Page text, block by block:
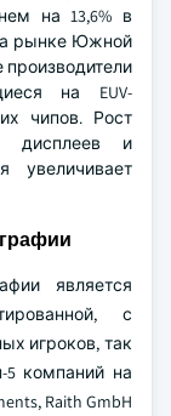
на 13,6% в
рынке Южной
на EUV-
чипов. Рост
дисплеев и
увеличивает
является
с
игроков, так
5 компаний на
Raith GmbH